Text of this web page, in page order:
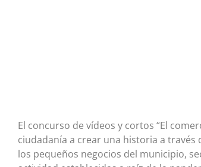
El concurso de vídeos y cortos “El
ciudadanía a crear una historia a
los pequeños negocios del municipio,